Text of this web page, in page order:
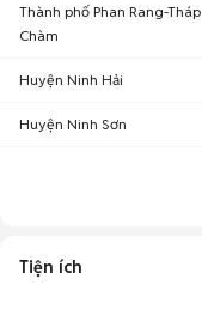
Thành phố Phan Rang-Tháp
Chàm
Huyện Ninh Hải
Huyện Ninh Sơn
Tiện ích